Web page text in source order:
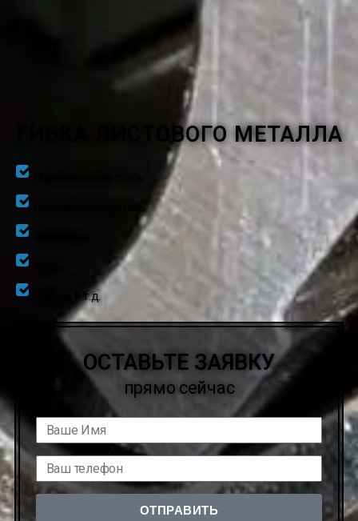
ГИБКА ЛИСТОВОГО МЕТАЛЛА
Нержавеющая сталь
Латунь и т.д.
ОСТАВЬТЕ ЗАЯВКУ
прямо сейчас
ОТПРАВИТЬ